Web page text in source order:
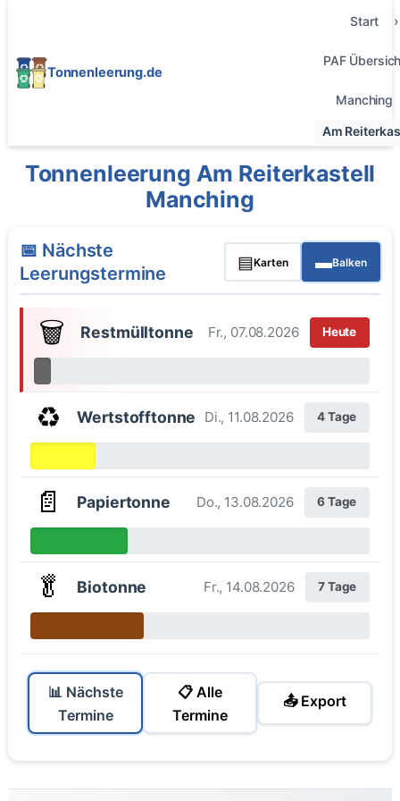
Tonnenleerung.de
Start
PAF
Manching
Am
Tonnenleerung Am Reiterkastell
Manching
📅 Nächste
Leerungstermine
▤Karten ▬Balken
🗑️ Restmülltonne Fr., 07.08.2026 Heute
♻️ Wertstofftonne Di., 11.08.2026 4 Tage
📄 Papiertonne Do., 13.08.2026 6 Tage
🥬 Biotonne Fr., 14.08.2026 7 Tage
📊 Nächste
Termine
📋 Alle
Termine
📤 Export